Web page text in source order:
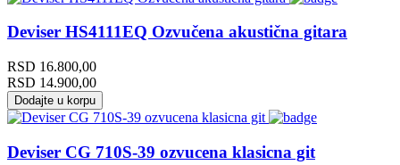
Deviser HS4111EQ Ozvučena akustična gitara
RSD 16.800,00
RSD 14.900,00
Dodajte u korpu
Deviser CG 710S-39 ozvucena klasicna git